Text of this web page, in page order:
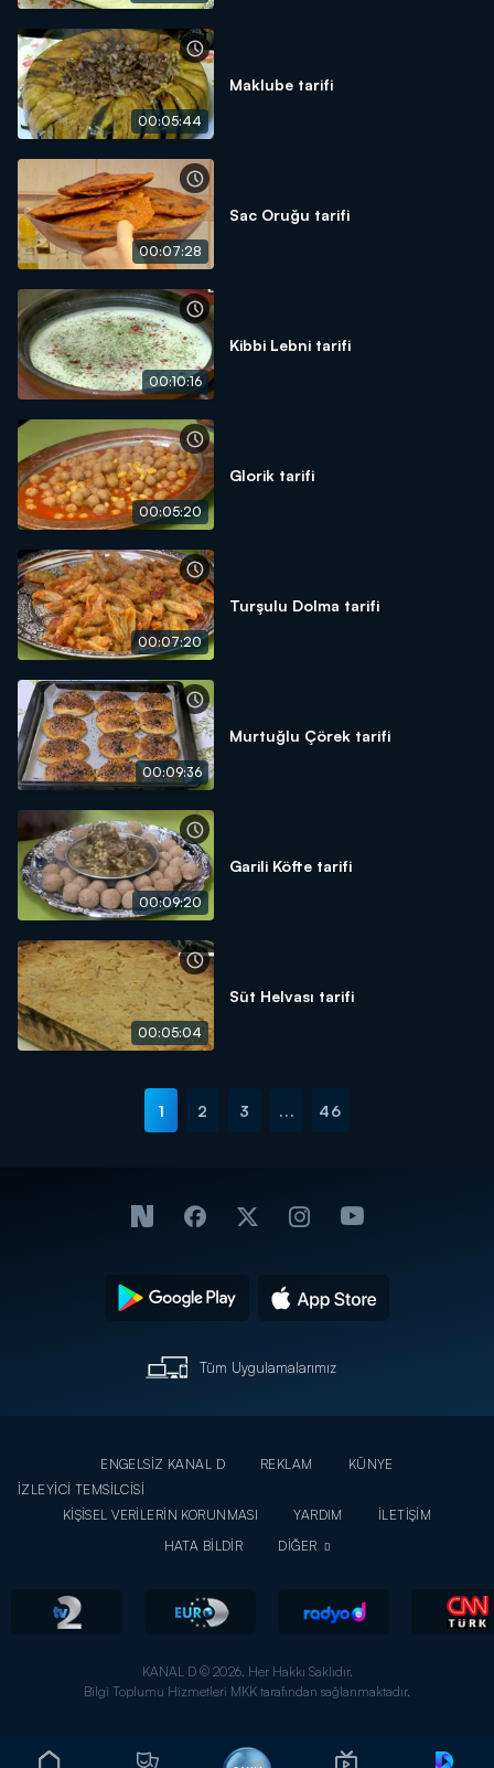
00:05:44
Maklube tarifi
00:07:28
Sac Oruğu tarifi
00:10:16
Kibbi Lebni tarifi
00:05:20
Glorik tarifi
00:07:20
Turşulu Dolma tarifi
00:09:36
Murtuğlu Çörek tarifi
00:09:20
Garili Köfte tarifi
00:05:04
Süt Helvası tarifi
1 2 3 ... 46
Tüm Uygulamalarımız
ENGELSİZ KANAL D REKLAM
KÜNYE
İZLEYİCİ TEMSİLCİSİ
KİŞİSEL VERİLERİN KORUNMASI
YARDIM
İLETİŞİM
HATA BİLDİR
DİĞER
KANAL D © 2026. Her Hakkı Saklıdır.
Bilgi Toplumu Hizmetleri MKK tarafından sağlanmaktadır.